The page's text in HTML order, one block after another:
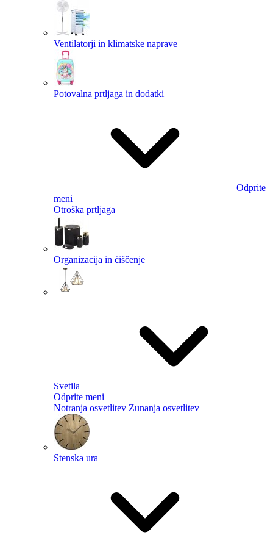
Ventilatorji in klimatske naprave
Potovalna prtljaga in dodatki
Odprite
meni
Otroška prtljaga
Organizacija in čiščenje
Svetila
Odprite meni
Notranja osvetlitev Zunanja osvetlitev
Stenska ura